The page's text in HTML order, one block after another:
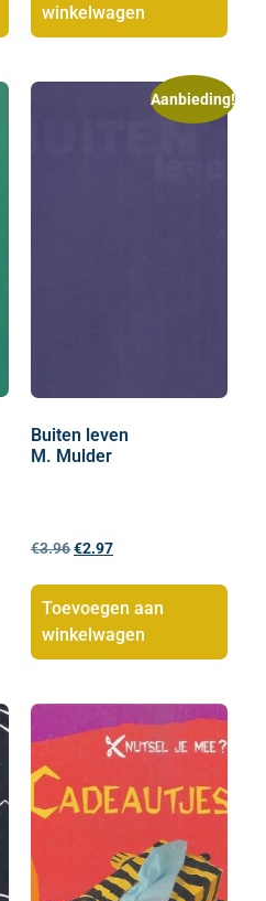
winkelwagen
Aanbieding!
Buiten leven
M. Mulder
€3.96€2.97
Toevoegen aan
winkelwagen